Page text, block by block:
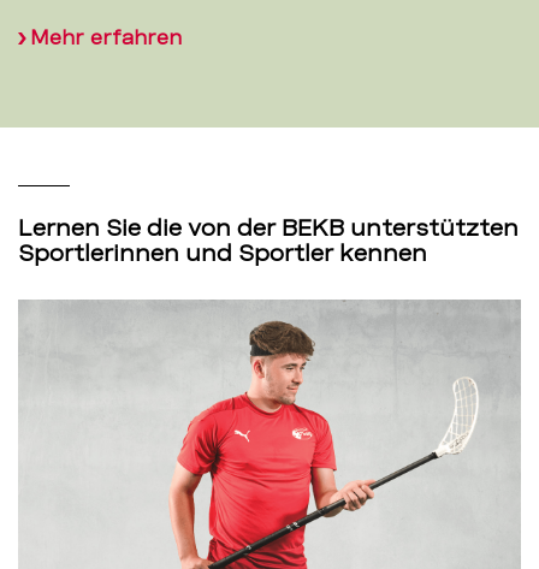
Mehr erfahren
Lernen Sie die von der BEKB unterstützten
Sportlerinnen und Sportler kennen